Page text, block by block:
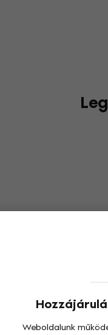
Weboldalunk